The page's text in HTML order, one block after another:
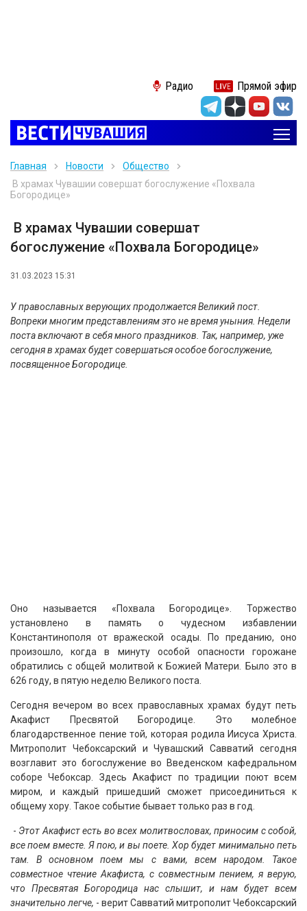
Радио Прямой эфир
Главная Новости
Общество
В храмах Чувашии совершат богослужение «Похвала
Богородице»
В храмах Чувашии совершат
богослужение «Похвала Богородице»
31.03.2023 15:31
У православных верующих продолжается Великий пост.
Вопреки многим представлениям это не время уныния. Недели
поста включают в себя много праздников. Так, например, уже
сегодня в храмах будет совершаться особое богослужение,
посвященное Богородице.
Оно называется «Похвала Богородице». Торжество
установлено в память о чудесном избавлении
Константинополя от вражеской осады. По преданию, оно
произошло, когда в минуту особой опасности горожане
обратились с общей молитвой к Божией Матери. Было это в
626 году, в пятую неделю Великого поста.
Сегодня вечером во всех православных храмах будут петь
Акафист Пресвятой Богородице. Это молебное
благодарственное пение той, которая родила Иисуса Христа.
Митрополит Чебоксарский и Чувашский Савватий сегодня
возглавит это богослужение во Введенском кафедральном
соборе Чебоксар. Здесь Акафист по традиции поют всем
миром, и каждый пришедший сможет присоединиться к
общему хору. Такое событие бывает только раз в год.
- Этот Акафист есть во всех молитвословах, приносим с собой,
все поем вместе. Я пою, и вы поете. Хор будет минимально петь
там. В основном поем мы с вами, всем народом. Такое
совместное чтение Акафиста, с совместным пением, я верую,
что Пресвятая Богородица нас слышит, и нам будет всем
значительно легче, - верит Савватий митрополит Чебоксарский